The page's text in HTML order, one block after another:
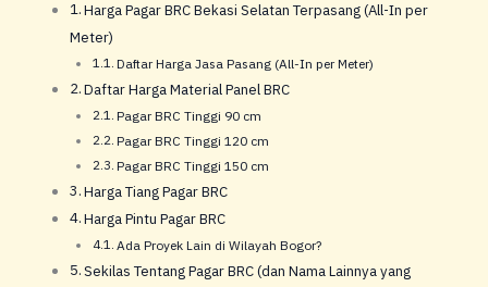
Harga Pagar BRC Bekasi Selatan Terpasang (All-In per
Meter)
Daftar Harga Jasa Pasang (All-In per Meter)
Daftar Harga Material Panel BRC
Pagar BRC Tinggi 90 cm
Pagar BRC Tinggi 120 cm
Pagar BRC Tinggi 150 cm
Harga Tiang Pagar BRC
Harga Pintu Pagar BRC
Ada Proyek Lain di Wilayah Bogor?
Sekilas Tentang Pagar BRC (dan Nama Lainnya yang